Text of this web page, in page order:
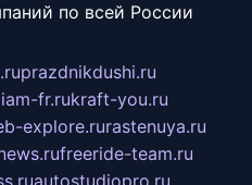
по всей России
prazdnikdushi.ru
fr.rukraft-you.ru
explore.rurastenuya.ru
freeride-team.ru